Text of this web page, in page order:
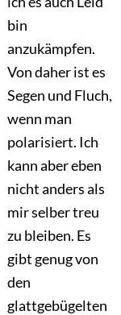
bin
anzukämpfen.
Von daher ist es
Segen und Fluch,
wenn man
polarisiert. Ich
kann aber eben
nicht anders als
mir selber treu
zu bleiben. Es
gibt genug von
den
glattgebügelten